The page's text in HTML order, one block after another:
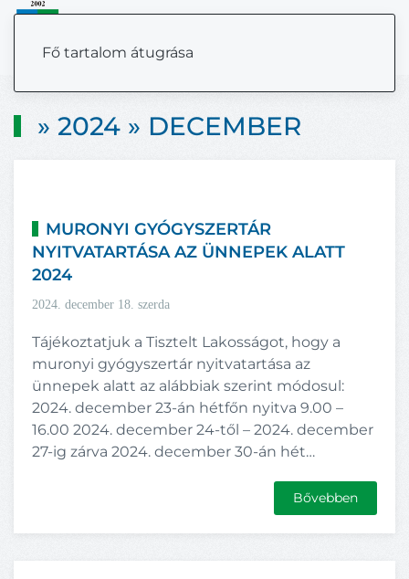
Fő tartalom átugrása
» 2024 » DECEMBER
MURONYI GYÓGYSZERTÁR
NYITVATARTÁSA AZ ÜNNEPEK ALATT
2024
2024. december 18. szerda
Tájékoztatjuk a Tisztelt Lakosságot, hogy a
muronyi gyógyszertár nyitvatartása az
ünnepek alatt az alábbiak szerint módosul:
2024. december 23-án hétfőn nyitva 9.00 –
16.00 2024. december 24-től – 2024. december
27-ig zárva 2024. december 30-án hét…
Bővebben